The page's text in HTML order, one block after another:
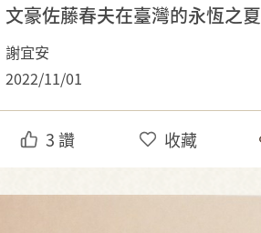
文豪佐藤春夫在臺灣的永恆之夏
謝宜安
2022/11/01
3讚 收藏